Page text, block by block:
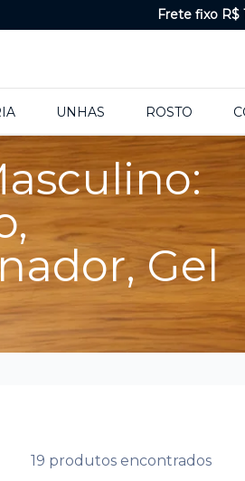
Frete fixo R$
UNHAS ROSTO
Gel
19 produtos encontrados